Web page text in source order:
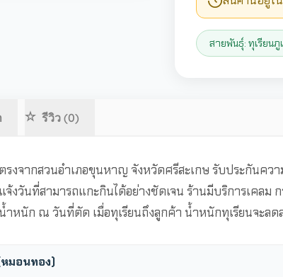
สายพันธุ์: ทุเรียนภู
รีวิว (0)
งจากสวนอำเภอขุนหาญ จังหวัดศรีสะเกษ รับประกันคว
จ้งวันที่สามารถแกะกินได้อย่างชัดเจน ร้านมีบริการ
นัก ณ วันที่ตัด เมื่อทุเรียนถึงลูกค้า น้ำหนักทุเรียนจะลดล
หมอนทอง)